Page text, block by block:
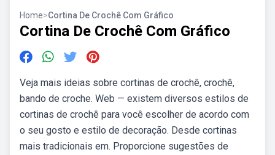
Home>Cortina De Crochê Com Gráfico
Cortina De Crochê Com Gráfico
Veja mais ideias sobre cortinas de crochê, crochê,
bando de croche. Web — existem diversos estilos de
cortinas de crochê para você escolher de acordo com
o seu gosto e estilo de decoração. Desde cortinas
mais tradicionais em. Proporcione sugestões de